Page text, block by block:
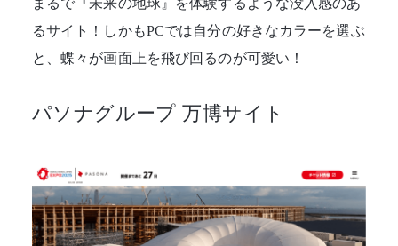
まるで『未来の地球』を体験するような没入感のあ
るサイト！しかもPCでは自分の好きなカラーを選ぶ
と、蝶々が画面上を飛び回るのが可愛い！
パソナグループ 万博サイト